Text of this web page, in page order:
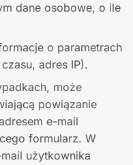
dane osobowe, o ile
o parametrach
adres IP).
może
powiązanie
e-mail
formularz. W
użytkownika